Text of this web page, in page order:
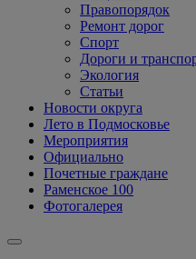
Правопорядок
Ремонт дорог
Спорт
Дороги и
Экология
Статьи
Новости округа
Лето в Подмосковье
Мероприятия
Официально
Почетные граждане
Раменское 100
Фотогалерея